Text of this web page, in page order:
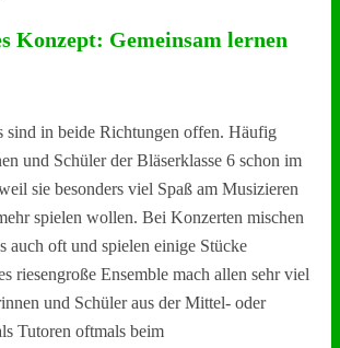
Konzept: Gemeinsam lernen
sind in beide Richtungen offen. Häufig
und Schüler der Bläserklasse 6 schon im
sie besonders viel Spaß am Musizieren
spielen wollen. Bei Konzerten mischen
auch oft und spielen einige Stücke
riesengroße Ensemble mach allen sehr viel
und Schüler aus der Mittel- oder
Tutoren oftmals beim